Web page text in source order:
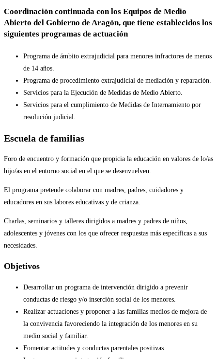
Coordinación continuada con los Equipos de Medio
Abierto del Gobierno de Aragón, que tiene establecidos los
siguientes programas de actuación
Programa de ámbito extrajudicial para menores infractores de menos
de 14 años.
Programa de procedimiento extrajudicial de mediación y reparación.
Servicios para la Ejecución de Medidas de Medio Abierto.
Servicios para el cumplimiento de Medidas de Internamiento por
resolución judicial.
Escuela de familias
Foro de encuentro y formación que propicia la educación en valores de lo/as
hijo/as en el entorno social en el que se desenvuelven.
El programa pretende colaborar con madres, padres, cuidadores y
educadores en sus labores educativas y de crianza.
Charlas, seminarios y talleres dirigidos a madres y padres de niños,
adolescentes y jóvenes con los que ofrecer respuestas más específicas a sus
necesidades.
Objetivos
Desarrollar un programa de intervención dirigido a prevenir
conductas de riesgo y/o inserción social de los menores.
Realizar actuaciones y proponer a las familias medios de mejora de
la convivencia favoreciendo la integración de los menores en su
medio social y familiar.
Fomentar actitudes y conductas parentales positivas.